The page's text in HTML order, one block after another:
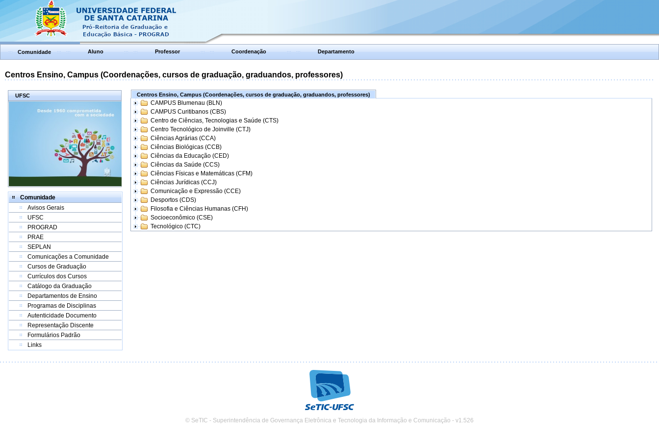
Comunidade Aluno Professor Coordenação Departamento
Centros Ensino, Campus (Coordenações, cursos de graduação, graduandos, professores)
UFSC
Comunidade
Avisos Gerais
UFSC
PROGRAD
PRAE
SEPLAN
Comunicações a Comunidade
Cursos de Graduação
Currículos dos Cursos
Catálogo da Graduação
Departamentos de Ensino
Programas de Disciplinas
Autenticidade Documento
Representação Discente
Formulários Padrão
Links
Centros Ensino, Campus (Coordenações, cursos de graduação, graduandos, professores)
CAMPUS Blumenau (BLN)
CAMPUS Curitibanos (CBS)
Centro de Ciências, Tecnologias e Saúde (CTS)
Centro Tecnológico de Joinville (CTJ)
Ciências Agrárias (CCA)
Ciências Biológicas (CCB)
Ciências da Educação (CED)
Ciências da Saúde (CCS)
Ciências Físicas e Matemáticas (CFM)
Ciências Jurídicas (CCJ)
Comunicação e Expressão (CCE)
Desportos (CDS)
Filosofia e Ciências Humanas (CFH)
Socioeconômico (CSE)
Tecnológico (CTC)
© SeTIC - Superintendência de Governança Eletrônica e Tecnologia da Informação e Comunicação - v1.526